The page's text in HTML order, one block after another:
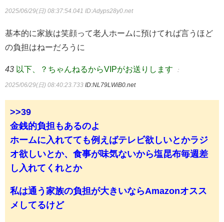
2025/06/29(日) 08:37:54.041 ID:Adyps28y0.net
基本的に家族は笑顔って老人ホームに預けてれば言うほど
の負担はねーだろうに
43 以下、？ちゃんねるからVIPがお送りします ：
2025/06/29(日) 08:40:23.733 ID:NL79LWiB0.net
>>39
金銭的負担もあるのよ
ホームに入れてても例えばテレビ欲しいとかラジ
オ欲しいとか、食事が味気ないから塩昆布毎週差
し入れてくれとか
私は通う家族の負担が大きいならAmazonオスス
メしてるけど